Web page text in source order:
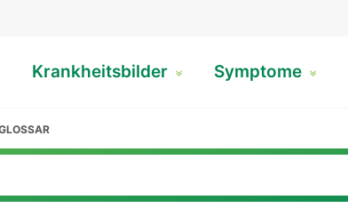
Krankheitsbilder Symptome